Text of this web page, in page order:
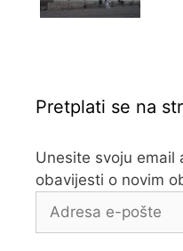
Pretplati se na
Unesite svoju email
obavijesti o novim
e-